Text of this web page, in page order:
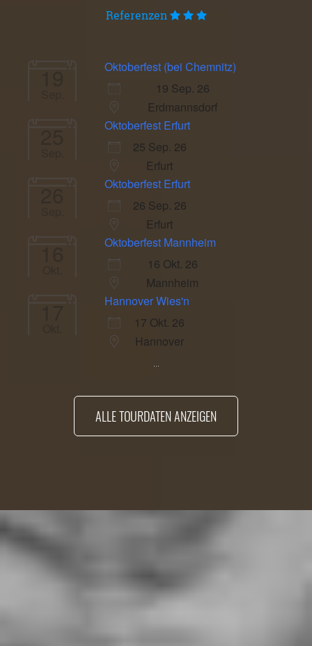
Referenzen
19
Oktoberfest (bei Chemnitz)
19 Sep. 26
Erdmannsdorf
25
Oktoberfest Erfurt
25 Sep. 26
Erfurt
26
Oktoberfest Erfurt
26 Sep. 26
Erfurt
16
Oktoberfest Mannheim
16 Okt. 26
Mannheim
17
Hannover Wies'n
17 Okt. 26
Hannover
...
ALLE TOURDATEN ANZEIGEN